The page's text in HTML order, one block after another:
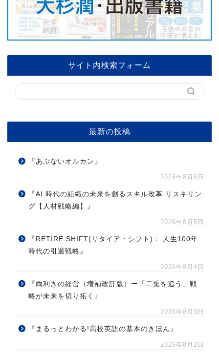
サイト内検索フォーム
最新の投稿
『あぶないオルカン』
2026年8月6日
『AI 時代の組織の未来を創るスキル改革 リスキリン
グ【人材戦略編】』
2026年8月5日
『RETIRE SHIFT(リタイア・シフト)： 人生100年
時代の引退戦略』
2026年8月4日
『両利きの経営（増補改訂版）ー「二兎を追う」戦
略が未来を切り拓く』
2026年8月3日
『まるっとわかる!高校英語の基本のきほん』
2026年8月2日